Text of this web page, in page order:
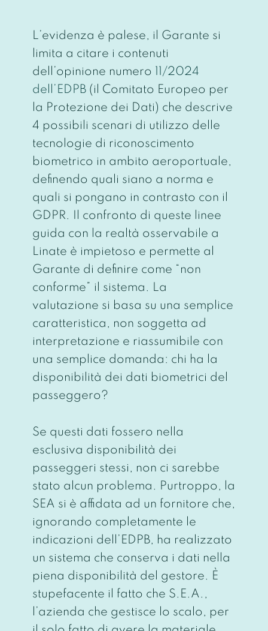
L’evidenza è palese, il Garante si
limita a citare i contenuti
dell’opinione numero
11/2024
dell’EDPB(il Comitato Europeo per
la Protezione dei Dati) che descrive
4 possibili scenari di utilizzo delle
tecnologie di riconoscimento
biometrico in ambito aeroportuale,
definendo quali siano a norma e
quali si pongano in contrasto con il
GDPR. Il confronto di queste linee
guida con la realtà osservabile a
Linate è impietoso e permette al
Garante di definire come “non
conforme” il sistema. La
valutazione si basa su una semplice
caratteristica, non soggetta ad
interpretazione e riassumibile con
una semplice domanda: chi ha la
disponibilità dei dati biometrici del
passeggero?
Se questi dati fossero nella
esclusiva disponibilità dei
passeggeri stessi, non ci sarebbe
stato alcun problema. Purtroppo, la
SEA si è affidata ad un fornitore che,
ignorando completamente le
indicazioni dell’EDPB, ha realizzato
un sistema che conserva i dati nella
piena disponibilità del gestore. È
stupefacente il fatto che S.E.A.,
l’azienda che gestisce lo scalo, per